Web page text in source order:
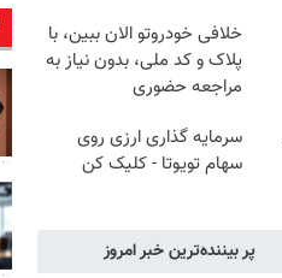
خلافی خودروتو الان ببین، با
پلاک و کد ملی، بدون نیاز به
مراجعه حضوری
سرمایه گذاری ارزی روی
سهام تویوتا - کلیک کن
پر بیننده‌ترین خبر امروز